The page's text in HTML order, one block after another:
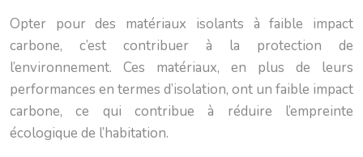
Opter pour des matériaux isolants à faible impact
carbone, c’est contribuer à la protection de
l’environnement. Ces matériaux, en plus de leurs
performances en termes d’isolation, ont un faible impact
carbone, ce qui contribue à réduire l’empreinte
écologique de l’habitation.